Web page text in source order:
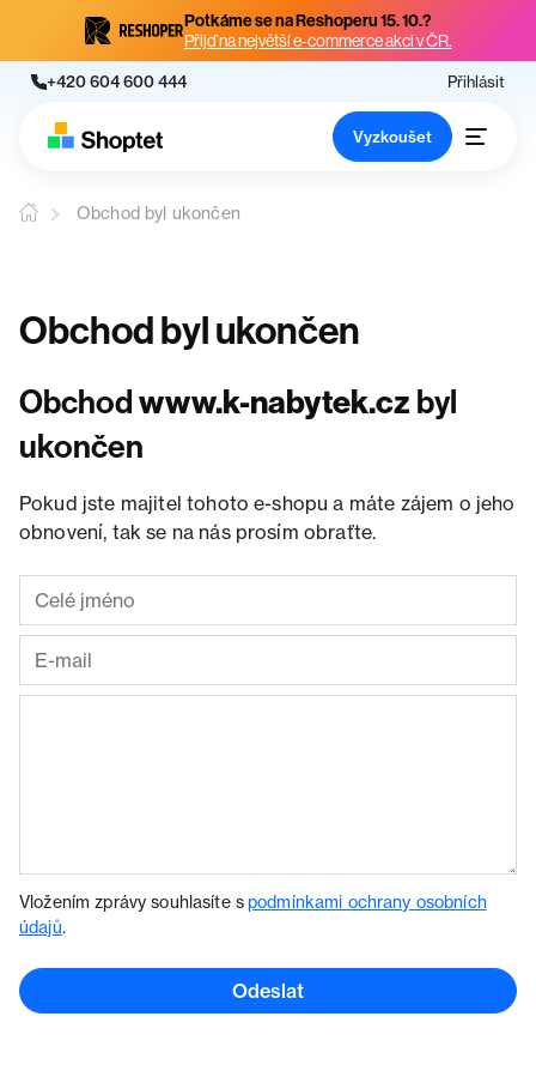
Potkáme se na Reshoperu 15. 10.?
Přijď na největší e-commerce akci v ČR.
+420 604 600 444 Přihlásit
Vyzkoušet
Obchod byl ukončen
Obchod byl ukončen
Obchodwww.k-nabytek.cz byl
ukončen
Pokud jste majitel tohoto e-shopu a máte zájem o jeho
obnovení, tak se na nás prosím obraťte.
Vložením zprávy souhlasíte spodmínkami ochrany osobních
údajů.
Odeslat